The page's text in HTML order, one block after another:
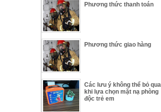
Phương thức thanh toán
Phương thức giao hàng
Các lưu ý không thể bỏ qua
khi lựa chọn mặt nạ phòng
độc trẻ em